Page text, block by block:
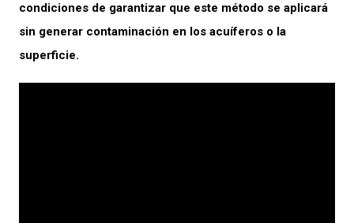
condiciones de garantizar que este método se aplicará
sin generar contaminación en los acuíferos o la
superficie.